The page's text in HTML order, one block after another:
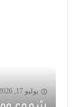
يوليو 17, 2026